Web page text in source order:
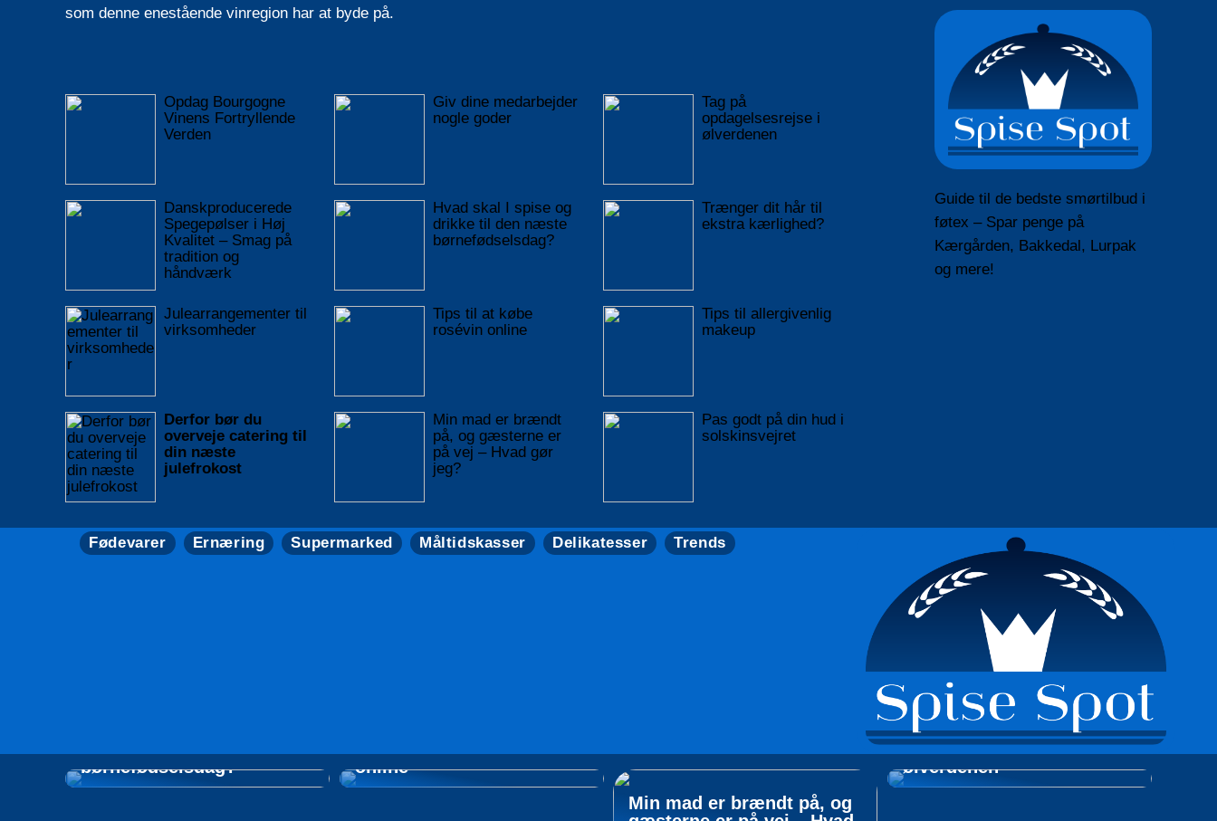
som denne enestående vinregion har at byde på.
Opdag Bourgogne
Vinens Fortryllende
Verden
Danskproducerede
Spegepølser i Høj
Kvalitet – Smag på
tradition og
håndværk
Julearrangementer til
virksomheder
Derfor bør du
overveje catering til
din næste
julefrokost
Giv dine medarbejder
nogle goder
Hvad skal I spise og
drikke til den næste
børnefødselsdag?
Tips til at købe
rosévin online
Min mad er brændt
på, og gæsterne er
på vej – Hvad gør
jeg?
Tag på
opdagelsesrejse i
ølverdenen
Trænger dit hår til
ekstra kærlighed?
Tips til allergivenlig
makeup
Pas godt på din hud i
solskinsvejret
Guide til de bedste smørtilbud i
føtex – Spar penge på
Kærgården, Bakkedal, Lurpak
og mere!
Fødevarer Ernæring Supermarked Måltidskasser Delikatesser Trends
børnefødselsdag?
online
Min mad er brændt på, og
Tag på opdagelsesrejse i
ølverdenen